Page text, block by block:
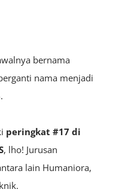
bernama
nama menjadi
peringkat #17 di
, lho! Jurusan
lain Humaniora,